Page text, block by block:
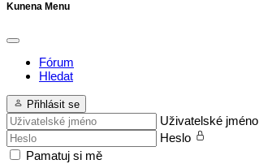
Kunena Menu
Fórum
Hledat
Přihlásit se
Uživatelské jméno
Heslo
Pamatuj si mě